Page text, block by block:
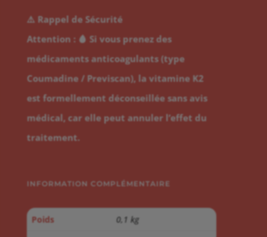
⚠️ Rappel de Sécurité
Attention : 🩸 Si vous prenez des
médicaments anticoagulants (type
Coumadine / Previscan), la vitamine K2
est formellement déconseillée sans avis
médical, car elle peut annuler l’effet du
traitement.
INFORMATION COMPLÉMENTAIRE
Poids 0,1 kg